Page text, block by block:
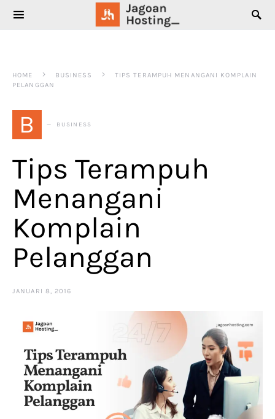
SEARCH FOR:
HOME BUSINESS
TIPS TERAMPUH MENANGANI KOMPLAIN
PELANGGAN
B BUSINESS
Tips Terampuh
Menangani
Komplain
Pelanggan
JANUARI 8, 2016